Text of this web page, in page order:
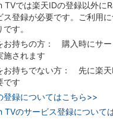
TVでは楽天IDの登録以外に
ス登録が必要です。ご利用
す。
お持ちの方： 購入時にサー
施されます
お持ちでない方： 先に楽天
です
登録についてはこちら>>
TVのサービス登録について